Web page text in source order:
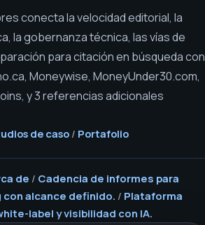
conecta la velocidad editorial, la
la gobernanza técnica, las vías de
para citación en búsqueda con
Moneywise, MoneyUnder30.com,
y 3 referencias adicionales
de caso / Portafolio
de / Cadencia de informes para
alcance definido. / Plataforma
label y visibilidad con IA.